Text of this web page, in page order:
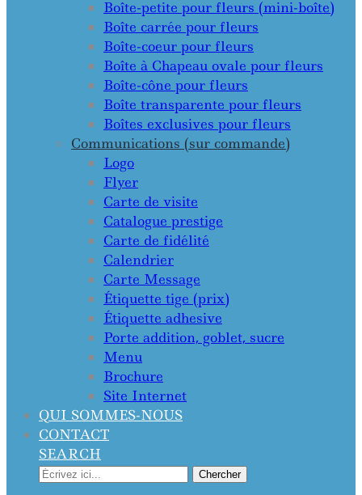
Boîte-petite pour fleurs (mini-boîte)
Boîte carrée pour fleurs
Boîte-coeur pour fleurs
Boîte à Chapeau ovale pour fleurs
Boîte-cône pour fleurs
Boîte transparente pour fleurs
Boîtes exclusives pour fleurs
Communications (sur commande)
Logo
Flyer
Carte de visite
Catalogue prestige
Carte de fidélité
Calendrier
Carte Message
Étiquette tige (prix)
Étiquette adhesive
Porte addition, goblet, sucre
Menu
Brochure
Site Internet
QUI SOMMES-NOUS
CONTACT
SEARCH
Chercher